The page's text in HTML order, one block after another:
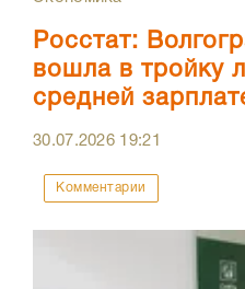
Росстат:
вошла в тройку
средней
30.07.2026 19:21
Комментарии